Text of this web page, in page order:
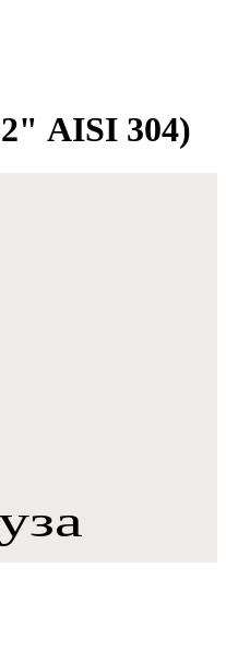
AISI 304)